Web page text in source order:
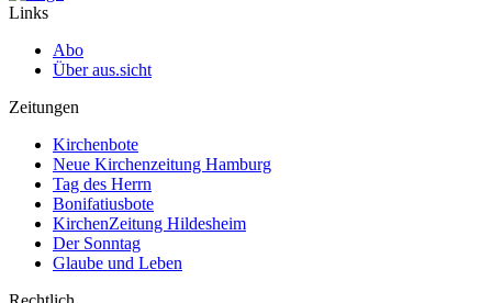
Links
Abo
Über aus.sicht
Zeitungen
Kirchenbote
Neue Kirchenzeitung Hamburg
Tag des Herrn
Bonifatiusbote
KirchenZeitung Hildesheim
Der Sonntag
Glaube und Leben